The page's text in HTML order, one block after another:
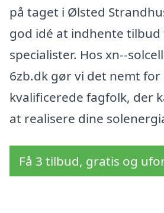
på taget i Ølsted
god idé at indhente
specialister. Hos xn--
6zb.dk gør vi det nemt
kvalificerede fagfolk, der
at realisere dine
Få 3 tilbud, gratis og